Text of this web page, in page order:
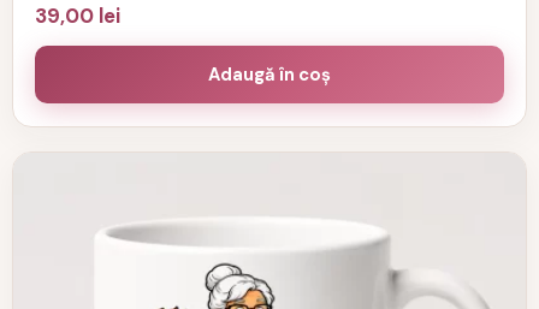
39,00 lei
Adaugă în coș